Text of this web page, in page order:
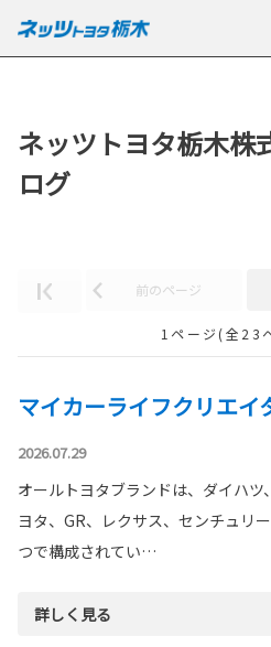
ネッツトヨタ栃木株
ログ
前のページ
1ページ(全23
マイカーライフクリエイ
2026.07.29
オールトヨタブランドは、ダイハツ
ヨタ、GR、レクサス、センチュリ
つで構成されてい…
詳しく見る